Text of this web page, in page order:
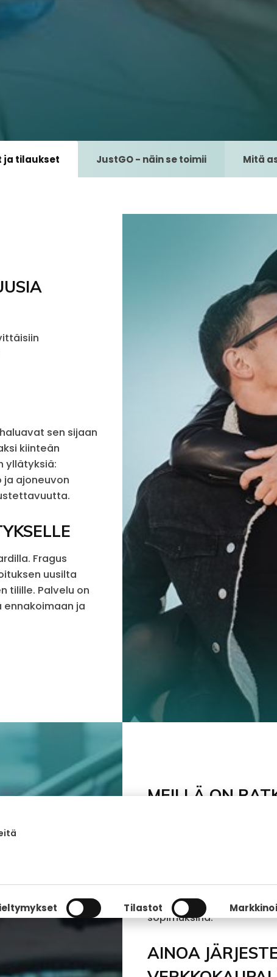
Tilastot
ja tilaukset JustGO - näin se toimii Mitä
sen sijaan
kiinteän
yllätyksiä:
ja ajoneuvon
Fragus
uusilta
tilille. Palvelu on
ja
MEILLÄ ON
alustan, joka muuntaa
aloitusmaksuja!
huoltosopimukset,
markkinointituen. Fragus
mahdollisuuden tarjota
sopimuksina.
AINOA